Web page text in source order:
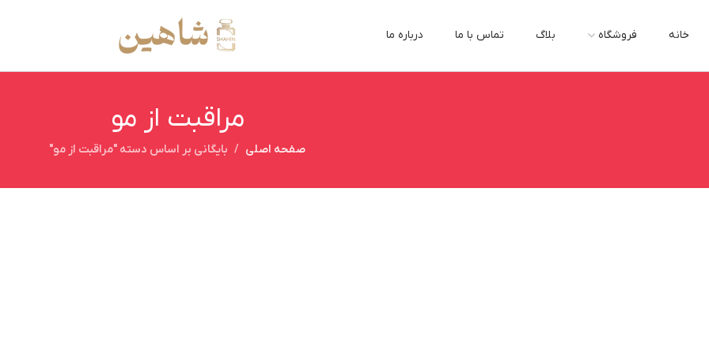
خانه فروشگاه بلاگ تماس با ما درباره ما
مراقبت از مو
صفحه اصلی بایگانی بر اساس دسته "مراقبت از مو"